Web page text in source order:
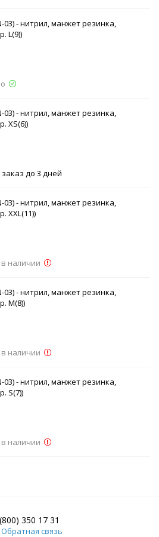
- нитрил, манжет резинка,
L(9))
- нитрил, манжет резинка,
XS(6))
до 3 дней
- нитрил, манжет резинка,
XXL(11))
наличии
- нитрил, манжет резинка,
M(8))
наличии
- нитрил, манжет резинка,
S(7))
наличии
350 17 31
Обратная связь